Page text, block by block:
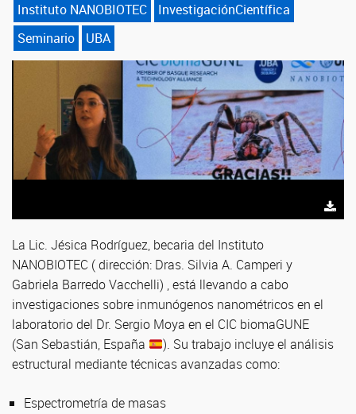
Instituto NANOBIOTEC
InvestigaciónCientífica
Seminario
UBA
La Lic. Jésica Rodríguez, becaria del Instituto
NANOBIOTEC ( dirección: Dras. Silvia A. Camperi y
Gabriela Barredo Vacchelli) , está llevando a cabo
investigaciones sobre inmunógenos nanométricos en el
laboratorio del Dr. Sergio Moya en el CIC biomaGUNE
(San Sebastián, España
). Su trabajo incluye el análisis
estructural mediante técnicas avanzadas como:
Espectrometría de masas